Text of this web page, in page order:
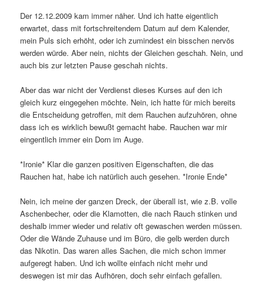
Der 12.12.2009 kam immer näher. Und ich hatte eigentlich
erwartet, dass mit fortschreitendem Datum auf dem Kalender,
mein Puls sich erhöht, oder ich zumindest ein bisschen nervös
werden würde. Aber nein, nichts der Gleichen geschah. Nein, und
auch bis zur letzten Pause geschah nichts.
Aber das war nicht der Verdienst dieses Kurses auf den ich
gleich kurz eingegehen möchte. Nein, ich hatte für mich bereits
die Entscheidung getroffen, mit dem Rauchen aufzuhören, ohne
dass ich es wirklich bewußt gemacht habe. Rauchen war mir
eingentlich immer ein Dorn im Auge.
*Ironie* Klar die ganzen positiven Eigenschaften, die das
Rauchen hat, habe ich natürlich auch gesehen. *Ironie Ende*
Nein, ich meine der ganzen Dreck, der überall ist, wie z.B. volle
Aschenbecher, oder die Klamotten, die nach Rauch stinken und
deshalb immer wieder und relativ oft gewaschen werden müssen.
Oder die Wände Zuhause und im Büro, die gelb werden durch
das Nikotin. Das waren alles Sachen, die mich schon immer
aufgeregt haben. Und ich wollte einfach nicht mehr und
deswegen ist mir das Aufhören, doch sehr einfach gefallen.